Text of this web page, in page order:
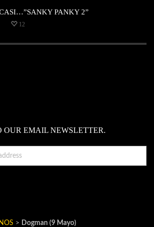
PANKY 2”
12
OUR EMAIL NEWSLETTER.
> Dogman (9 Mayo)